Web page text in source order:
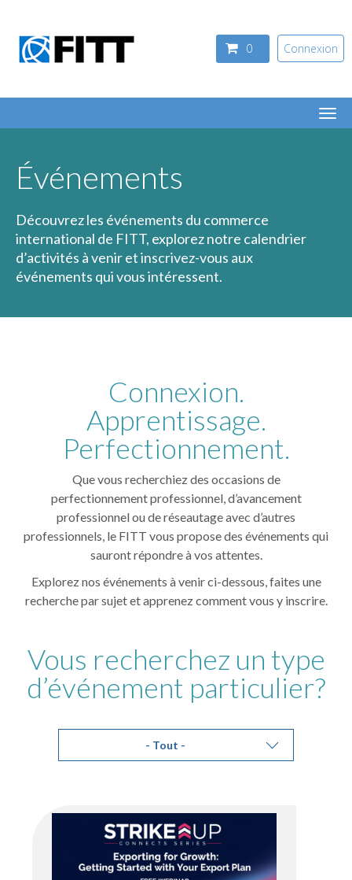
Connexion
0
Événements
Découvrez les événements du commerce
international de FITT, explorez notre calendrier
d’activités à venir et inscrivez-vous aux
événements qui vous intéressent.
Connexion.
Apprentissage.
Perfectionnement.
Que vous recherchiez des occasions de
perfectionnement professionnel, d’avancement
professionnel ou de réseautage avec d’autres
professionnels, le FITT vous propose des événements qui
sauront répondre à vos attentes.
Explorez nos événements à venir ci-dessous, faites une
recherche par sujet et apprenez comment vous y inscrire.
Vous recherchez un type
d’événement particulier?